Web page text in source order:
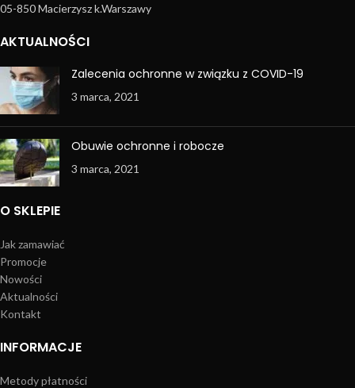
05-850 Macierzysz k.Warszawy
AKTUALNOŚCI
Zalecenia ochronne w związku z COVID-19
3 marca, 2021
Obuwie ochronne i robocze
3 marca, 2021
O SKLEPIE
Jak zamawiać
Promocje
Nowości
Aktualności
Kontakt
INFORMACJE
Metody płatności